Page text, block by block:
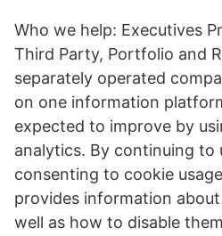
Who we help: Executives
Third Party, Portfolio and
separately operated
on one information
expected to improve by
analytics. By continuing to
consenting to cookie
provides information
well as how to disable